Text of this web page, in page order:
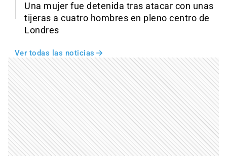
Una mujer fue detenida tras atacar con unas
tijeras a cuatro hombres en pleno centro de
Londres
Ver todas las noticias